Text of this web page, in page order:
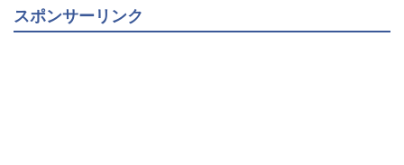
スポンサーリンク